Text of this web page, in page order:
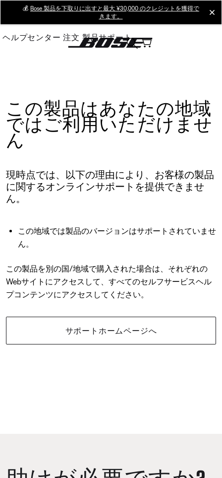
Main
💰 Bose 製品を下取りに出すと最大 ¥30,000 のクレジットを獲得で
きます。
ヘルプセンター 注文 製品サポート
この製品はあなたの地域
ではご利用いただけませ
ん
現時点では、以下の理由により、お客様の製品
に関するオンラインサポートを提供できませ
ん。
この地域では製品のバージョンはサポートされていませ
ん。
この製品を別の国/地域で購入された場合は、それぞれの
Webサイトにアクセスして、すべてのセルフサービスヘル
プコンテンツにアクセスしてください。
サポートホームページへ